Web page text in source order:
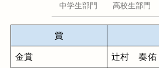
中学生部門 高校生部門
賞
金賞 辻村　奏佑